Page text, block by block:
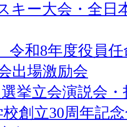
キー大会・全日
令和8年度役員
出場激励会
選挙立会演説会
校創立30周年記